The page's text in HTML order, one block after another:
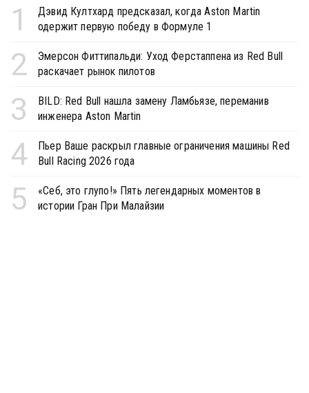
1
Дэвид Култхард предсказал, когда Aston Martin
одержит первую победу в Формуле 1
2
Эмерсон Фиттипальди: Уход Ферстаппена из Red Bull
раскачает рынок пилотов
3
BILD: Red Bull нашла замену Ламбьязе, переманив
инженера Aston Martin
4
Пьер Ваше раскрыл главные ограничения машины Red
Bull Racing 2026 года
5
«Себ, это глупо!» Пять легендарных моментов в
истории Гран При Малайзии